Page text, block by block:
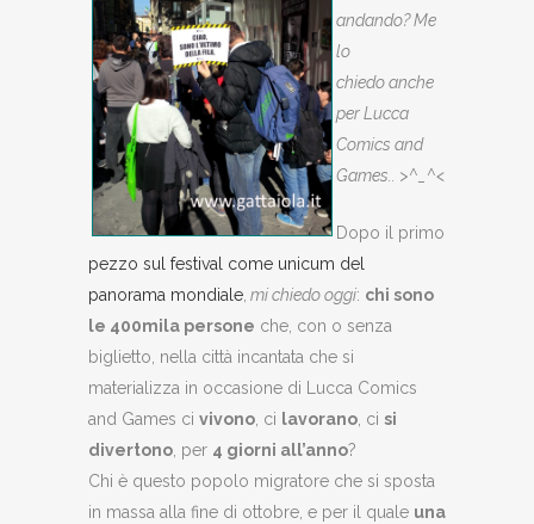
andando? Me
lo
chiedo anche
per Lucca
Comics and
Games.. >^_^<
Dopo il primo
pezzo sul festival come unicum del
panorama mondiale mi chiedo oggi: chi sono
le 400mila persone che, con o senza
biglietto, nella città incantata che si
materializza in occasione di Lucca Comics
and Games ci vivono , ci lavorano , ci si
divertono , per 4 giorni all’anno?
Chi è questo popolo migratore che si sposta
in massa alla fine di ottobre, e per il quale una